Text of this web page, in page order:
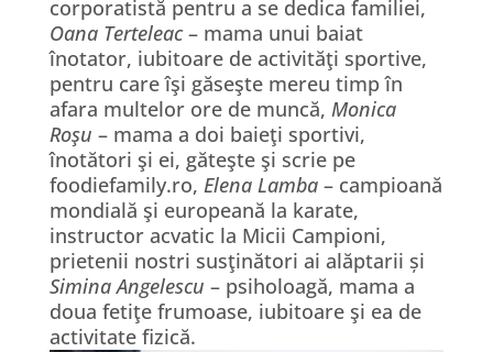
corporatistă pentru a se dedica familiei,
Oana Terteleac– mama unui baiat
înotator, iubitoare de activităţi sportive,
pentru care îşi găseşte mereu timp în
afara multelor ore de muncă, Monica
Roşu – mama a doi baieţi sportivi,
înotători şi ei, găteşte şi scrie pe
foodiefamily.ro, Elena Lamba– campioană
mondială şi europeană la karate,
instructor acvatic la Micii Campioni,
prietenii nostri susţinători ai alăptarii și
Simina Angelescu – psiholoagă, mama a
doua fetiţe frumoase, iubitoare şi ea de
activitate fizică.